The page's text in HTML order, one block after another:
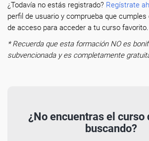
¿Todavía no estás registrado? Regístrate
perfil de usuario y comprueba que
de acceso para acceder a tu curso favorito.
* Recuerda que esta formación NO es
subvencionada y es completamente
¿No encuentras el curso
buscando?